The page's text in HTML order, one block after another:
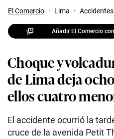
El Comercio · Lima · Accidentes
Añadir El Comercio
Choque y
de Lima deja
ellos cuatro
El accidente ocurrió la
cruce de la avenida Petit